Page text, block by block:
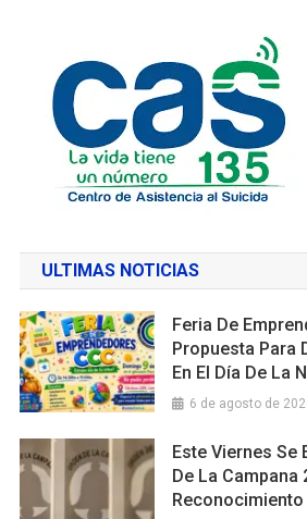
ULTIMAS NOTICIAS
Feria De
Propuesta Para
En El Día De La
6 de agosto de
Este Viernes Se
De La Campana
Reconocimiento